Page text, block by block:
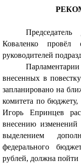
Коваленко провёл
руководителей
внесенных в
запланировано на
комитета по
Игорь Епринцев
внесению
выделением
федерального
рублей, должна